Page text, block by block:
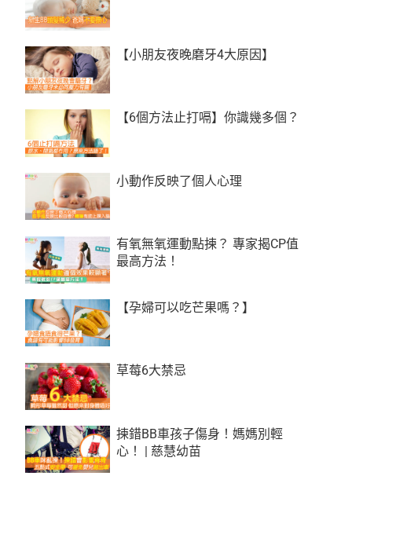
【小朋友夜晚磨牙4大原因】
【6個方法止打嗝】你識幾多個？
小動作反映了個人心理
有氧無氧運動點揀？ 專家揭CP值
最高方法！
【孕婦可以吃芒果嗎？】
草莓6大禁忌
揀錯BB車孩子傷身！媽媽別輕
心！ | 慈慧幼苗